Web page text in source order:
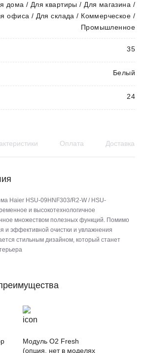
дома / Для квартиры / Для магазина /
офиса / Для склада / Коммерческое /
Промышленное
35
Белый
24
Оплата Доставка
Haier HSU-09HNF303/R2-W / HSU-
и высокотехнологичное
множеством полезных функций. Помимо
и эффективной очистки и увлажнения
стильным дизайном, который станет
Модуль O2 Fresh
(опция, нет в моделях